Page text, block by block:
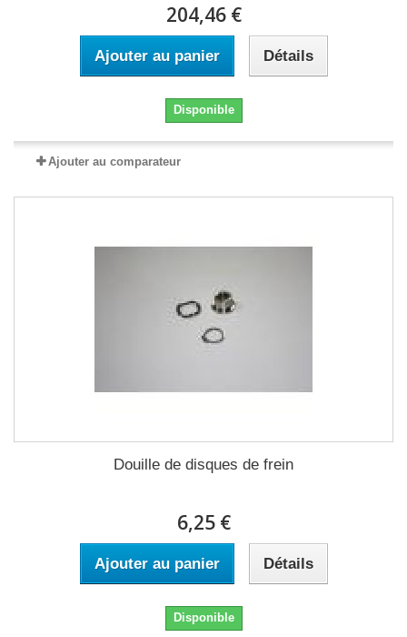
204,46 €
Ajouter au panier Détails
Disponible
Ajouter au comparateur
Douille de disques de frein
6,25 €
Ajouter au panier Détails
Disponible